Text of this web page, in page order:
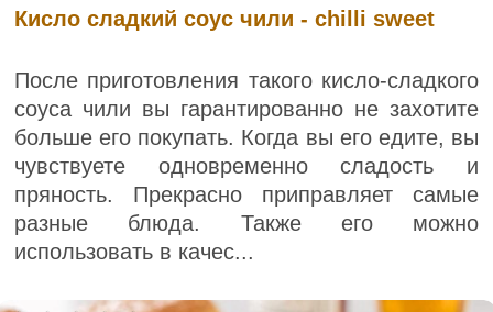
Кисло сладкий соус чили - chilli sweet
После приготовления такого кисло-сладкого
соуса чили вы гарантированно не захотите
больше его покупать. Когда вы его едите, вы
чувствуете одновременно сладость и
пряность. Прекрасно приправляет самые
разные блюда. Также его можно
использовать в качес...